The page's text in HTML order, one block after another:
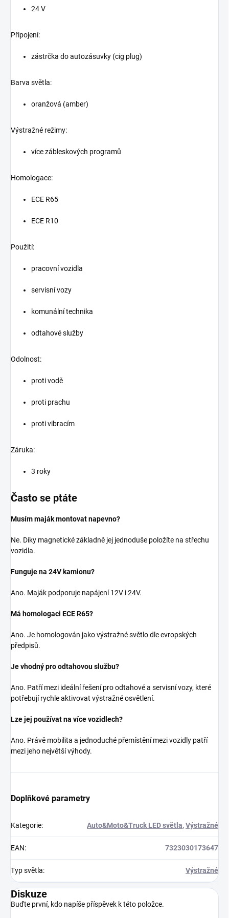
24 V
Připojení:
zástrčka do autozásuvky (cig plug)
Barva světla:
oranžová (amber)
Výstražné režimy:
více zábleskových programů
Homologace:
ECE R65
ECE R10
Použití:
pracovní vozidla
servisní vozy
komunální technika
odtahové služby
Odolnost:
proti vodě
proti prachu
proti vibracím
Záruka:
3 roky
Často se ptáte
Musím maják montovat napevno?
Ne. Díky magnetické základně jej jednoduše položíte na střechu
vozidla.
Funguje na 24V kamionu?
Ano. Maják podporuje napájení 12V i 24V.
Má homologaci ECE R65?
Ano. Je homologován jako výstražné světlo dle evropských
předpisů.
Je vhodný pro odtahovou službu?
Ano. Patří mezi ideální řešení pro odtahové a servisní vozy, které
potřebují rychle aktivovat výstražné osvětlení.
Lze jej používat na více vozidlech?
Ano. Právě mobilita a jednoduché přemístění mezi vozidly patří
mezi jeho největší výhody.
Doplňkové parametry
Kategorie: Auto&Moto&Truck LED světla,Výstražné
EAN: 7323030173647
Typ světla: Výstražné
Diskuze
Buďte první, kdo napíše příspěvek k této položce.